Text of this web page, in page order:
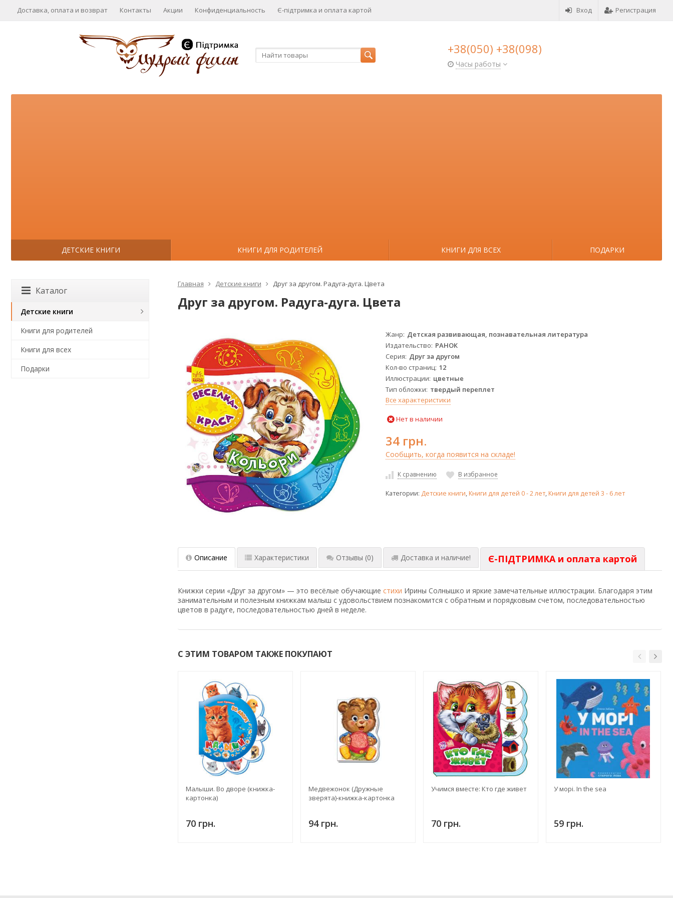
Вход Регистрация
Доставка, оплата и возврат Контакты Акции Конфиденциальность Є-підтримка и оплата картой
+38(050) +38(098)
Часы работы
ДЕТСКИЕ КНИГИ КНИГИ ДЛЯ РОДИТЕЛЕЙ КНИГИ ДЛЯ ВСЕХ ПОДАРКИ
Главная Детские книги Друг за другом. Радуга-дуга. Цвета
Друг за другом. Радуга-дуга. Цвета
Жанр Детская развивающая, познавательная литература
Издательство РАНОК
Серия Друг за другом
Кол-во страниц 12
Иллюстрации цветные
Тип обложки твердый переплет
Все характеристики
Нет в наличии
34 грн.
Сообщить, когда появится на складе!
К сравнению В избранное
Категории: Детские книги,Книги для детей 0 - 2 лет,Книги для детей 3 - 6 лет
Описание Характеристики Отзывы (0) Доставка и наличие! Є-ПІДТРИМКА и оплата картой
Книжки серии «Друг за другом» — это весёлые обучающие стихи Ирины Солнышко и яркие замечательные иллюстрации. Благодаря этим
занимательным и полезным книжкам малыш с удовольствием познакомится с обратным и порядковым счетом, последовательностью
цветов в радуге, последовательностью дней в неделе.
С ЭТИМ ТОВАРОМ ТАКЖЕ ПОКУПАЮТ
Малыши. Во дворе (книжка-
картонка)
70 грн.
Медвежонок (Дружные
зверята)-книжка-картонка
94 грн.
Учимся вместе: Кто где живет
70 грн.
У морі. In the sea
59 грн.
Каталог
Детские книги
Книги для родителей
Книги для всех
Подарки